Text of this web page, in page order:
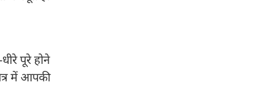
पूरे होने
में आपकी